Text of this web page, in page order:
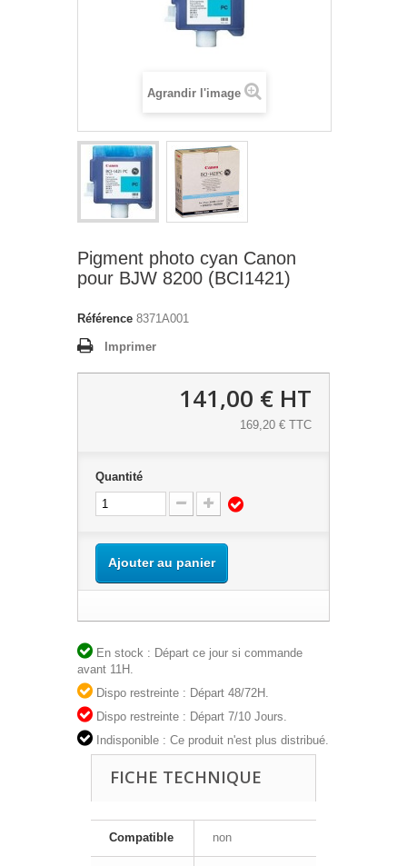
Agrandir l'image
Pigment photo cyan Canon
pour BJW 8200 (BCI1421)
Référence 8371A001
Imprimer
141,00 € HT
169,20 € TTC
Quantité
Ajouter au panier
En stock : Départ ce jour si commande
avant 11H.
Dispo restreinte : Départ 48/72H.
Dispo restreinte : Départ 7/10 Jours.
Indisponible : Ce produit n'est plus distribué.
FICHE TECHNIQUE
Compatible non